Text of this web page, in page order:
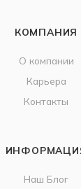
КОМПАНИЯ
О компании
Карьера
Контакты
Наш Блог